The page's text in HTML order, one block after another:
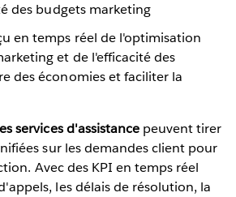
des budgets marketing
en temps réel de l'optimisation
et de l'efficacité des
des économies et faciliter la
services d'assistancepeuvent tirer
sur les demandes client pour
Avec des KPI en temps réel
les délais de résolution, la